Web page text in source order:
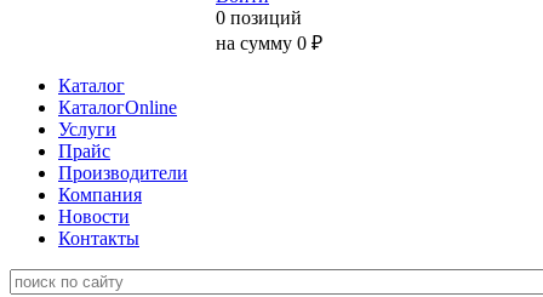
0 позиций
на сумму 0 ₽
Каталог
КаталогOnline
Услуги
Прайс
Производители
Компания
Новости
Контакты